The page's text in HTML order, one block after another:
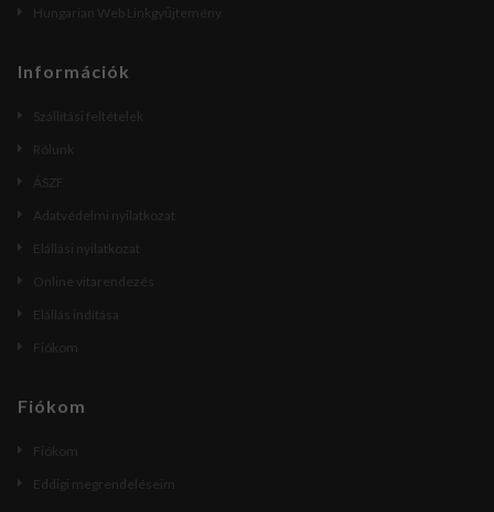
Hungarian Web Linkgyűjtemény
Információk
Szállítási feltételek
Rólunk
ÁSZF
Adatvédelmi nyilatkozat
Elállási nyilatkozat
Online vitarendezés
Elállás indítása
Fiókom
Fiókom
Fiókom
Eddigi megrendeléseim